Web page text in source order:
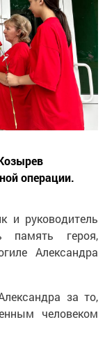
операции.
и руководитель
память героя,
Александра
за то,
человеком